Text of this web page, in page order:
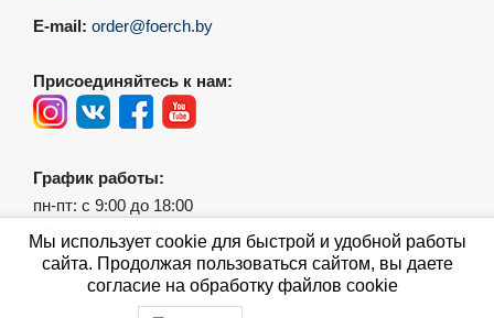
E-mail: order@foerch.by
Присоединяйтесь к нам:
График работы:
пн-пт: с 9:00 до 18:00
сб-вс: выходной
Мы использует cookie для быстрой и удобной работы
сайта. Продолжая пользоваться сайтом, вы даете
согласие на обработку файлов cookie